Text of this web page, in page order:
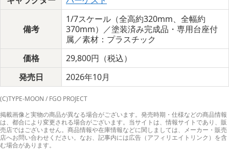
備考
1/7スケール（全高約320mm、全幅約
370mm）／塗装済み完成品・専用台座付
属／素材：プラスチック
価格
29,800円（税込）
発売日
2026年10月
(C)TYPE-MOON / FGO PROJECT
掲載画像と実物の商品が異なる場合がございます。発売時期・仕様などの商品情報
は、都合により変更される場合がございます。当サイトは、情報サイトであり、販
売店ではございません。商品情報や在庫情報などに関しましては、メーカー・販売
店へお問い合わせください。なお、記事内には広告（アフィリエイトリンク）を含
む場合があります。